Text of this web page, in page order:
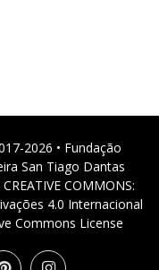
2026 • Fundação
San Tiago Dantas
COMMONS:
4.0 Internacional
Commons License